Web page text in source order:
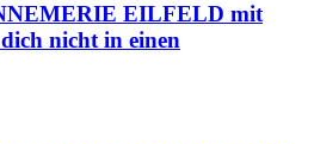
EILFELD mit
nicht in einen